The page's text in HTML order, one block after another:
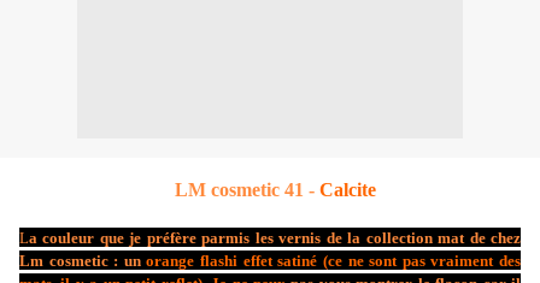
LM cosmetic 41 - Calcite
La couleur que je préfère parmis les vernis de la collection mat de chez
Lm cosmetic : unorange flashi effet satiné (ce ne sont pas vraiment des